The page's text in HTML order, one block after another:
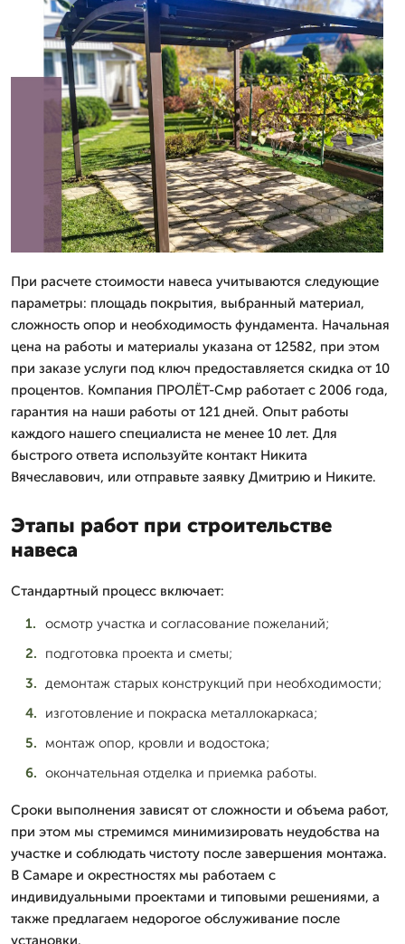
При расчете стоимости навеса учитываются следующие
параметры: площадь покрытия, выбранный материал,
сложность опор и необходимость фундамента. Начальная
цена на работы и материалы указана от 12582, при этом
при заказе услуги под ключ предоставляется скидка от 10
процентов. Компания ПРОЛЁТ-Смр работает с 2006 года,
гарантия на наши работы от 121 дней. Опыт работы
каждого нашего специалиста не менее 10 лет. Для
быстрого ответа используйте контакт Никита
Вячеславович, или отправьте заявку Дмитрию и Никите.
Этапы работ при строительстве
навеса
Стандартный процесс включает:
осмотр участка и согласование пожеланий;
подготовка проекта и сметы;
демонтаж старых конструкций при необходимости;
изготовление и покраска металлокаркаса;
монтаж опор, кровли и водостока;
окончательная отделка и приемка работы.
Сроки выполнения зависят от сложности и объема работ,
при этом мы стремимся минимизировать неудобства на
участке и соблюдать чистоту после завершения монтажа.
В Самаре и окрестностях мы работаем с
индивидуальными проектами и типовыми решениями, а
также предлагаем недорогое обслуживание после
установки.